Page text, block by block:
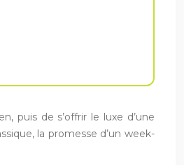
puis de s’offrir le luxe d’une
la promesse d’un week-